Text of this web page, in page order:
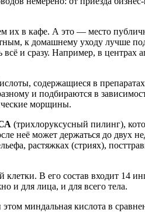
их в кафе. А это — место
к домашнему уходу лучше
и сразу. Например, в центрах
содержащиеся в
и подбираются в
морщины.
(трихлоруксусный пилинг),
неё может держаться до двух
растяжках (стриях),
В его состав входит 14
и для лица, и для всего тела.
миндальная кислота в